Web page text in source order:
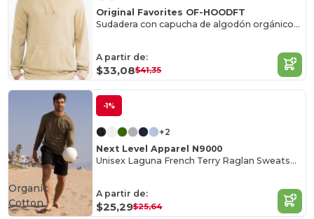
Original Favorites OF-HOODFT
Sudadera con capucha de algodón orgánico francés
A partir de:
$33,08$41,35
-1%
+2
Next Level Apparel N9000
Unisex Laguna French Terry Raglan Sweatshirt
A partir de:
$25,29$25,64
Organic
Cotton